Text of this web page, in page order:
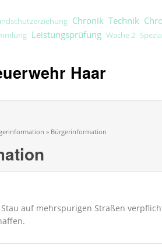
Chronik Technik
Leistungsprüfung Wache 2
Haar
» Bürgerinformation
auf mehrspurigen Straßen